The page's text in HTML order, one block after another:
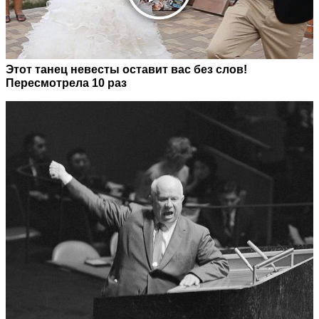
Этот танец невесты оставит вас без слов!
Пересмотрела 10 раз